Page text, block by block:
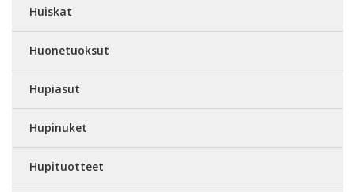
Huiskat
Huonetuoksut
Hupiasut
Hupinuket
Hupituotteet